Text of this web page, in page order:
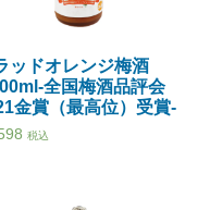
ッドオレンジ梅酒
全国梅酒品評会
金賞（最高位）受賞-
税込